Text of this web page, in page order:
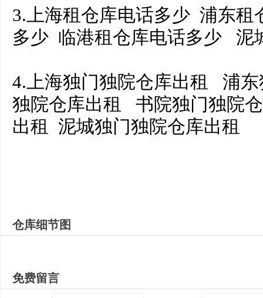
3.上海租仓库电话多少 浦东
多少 临港租仓库电话多少 泥
4.上海独门独院仓库出租 浦
独院仓库出租 书院独门独院
出租 泥城独门独院仓库出租
仓库细节图
免费留言